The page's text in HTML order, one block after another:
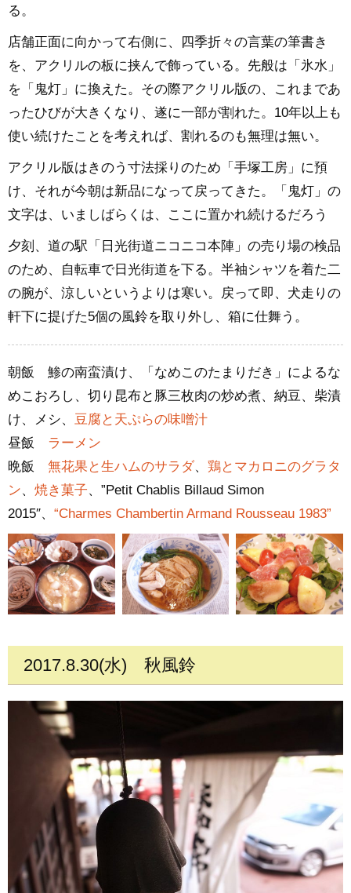
る。
店舗正面に向かって右側に、四季折々の言葉の筆書き
を、アクリルの板に挟んで飾っている。先般は「氷水」
を「鬼灯」に換えた。その際アクリル版の、これまであ
ったひびが大きくなり、遂に一部が割れた。10年以上も
使い続けたことを考えれば、割れるのも無理は無い。
アクリル版はきのう寸法採りのため「手塚工房」に預
け、それが今朝は新品になって戻ってきた。「鬼灯」の
文字は、いましばらくは、ここに置かれ続けるだろう
夕刻、道の駅「日光街道ニコニコ本陣」の売り場の検品
のため、自転車で日光街道を下る。半袖シャツを着た二
の腕が、涼しいというよりは寒い。戻って即、犬走りの
軒下に提げた5個の風鈴を取り外し、箱に仕舞う。
朝飯 鯵の南蛮漬け、「なめこのたまりだき」によるな
めこおろし、切り昆布と豚三枚肉の炒め煮、納豆、柴漬
け、メシ、 豆腐と天ぷらの味噌汁
昼飯 ラーメン
晩飯 無花果と生ハムのサラダ、 鶏とマカロニのグラタ
ン、 焼き菓子、”Petit Chablis Billaud Simon
2015″、 “Charmes Chambertin Armand Rousseau 1983”
2017.8.30(水) 秋風鈴